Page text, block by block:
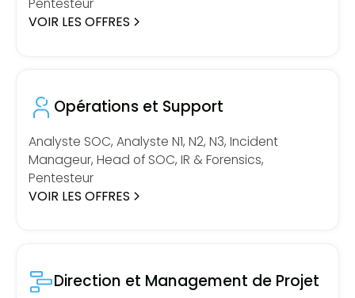
VOIR LES OFFRES
Opérations et Support
Analyste SOC, Analyste N1, N2, N3, Incident
Manageur, Head of SOC, IR & Forensics,
Pentesteur
VOIR LES OFFRES
Direction et Management de Projet